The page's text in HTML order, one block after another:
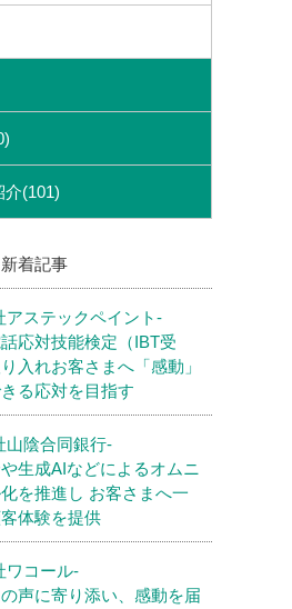
介(101)
着記事
アステックペイント-
応対技能検定（IBT受
入れお客さまへ「感動」
る応対を目指す
山陰合同銀行-
生成AIなどによるオムニ
を推進し お客さまへ一
体験を提供
ワコール-
声に寄り添い、感動を届